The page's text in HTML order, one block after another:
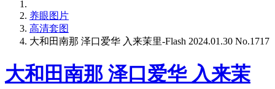
养眼图片
高清套图
大和田南那 泽口爱华 入来茉里-Flash 2024.01.30 No.1717
大和田南那 泽口爱华 入来茉